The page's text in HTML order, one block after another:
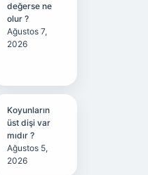
değerse ne
olur ?
Ağustos 7,
2026
Koyunların
üst dişi var
mıdır ?
Ağustos 5,
2026